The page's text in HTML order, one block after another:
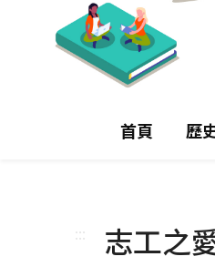
首頁 歷
::: 志工之